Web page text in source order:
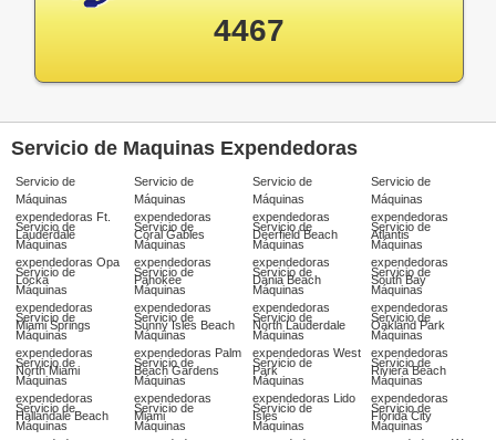
4467
Servicio de Maquinas Expendedoras
Servicio de
Máquinas
expendedoras Ft.
Lauderdale
Servicio de
Máquinas
expendedoras
Coral Gables
Servicio de
Máquinas
expendedoras
Deerfield Beach
Servicio de
Máquinas
expendedoras
Atlantis
Servicio de
Máquinas
expendedoras Opa
Locka
Servicio de
Máquinas
expendedoras
Pahokee
Servicio de
Máquinas
expendedoras
Dania Beach
Servicio de
Máquinas
expendedoras
South Bay
Servicio de
Máquinas
expendedoras
Miami Springs
Servicio de
Máquinas
expendedoras
Sunny Isles Beach
Servicio de
Máquinas
expendedoras
North Lauderdale
Servicio de
Máquinas
expendedoras
Oakland Park
Servicio de
Máquinas
expendedoras
North Miami
Servicio de
Máquinas
expendedoras Palm
Beach Gardens
Servicio de
Máquinas
expendedoras West
Park
Servicio de
Máquinas
expendedoras
Riviera Beach
Servicio de
Máquinas
expendedoras
Hallandale Beach
Servicio de
Máquinas
expendedoras
Miami
Servicio de
Máquinas
expendedoras Lido
Isles
Servicio de
Máquinas
expendedoras
Florida City
Servicio de
Máquinas
Servicio de
Máquinas
Servicio de
Máquinas
Servicio de
Máquinas